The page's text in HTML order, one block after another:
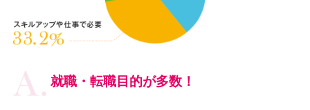
就職・転職目的が多数！